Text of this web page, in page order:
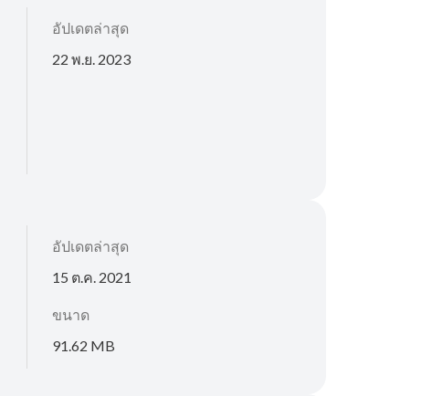
อัปเดตล่าสุด
22 พ.ย. 2023
อัปเดตล่าสุด
15 ต.ค. 2021
ขนาด
91.62 MB